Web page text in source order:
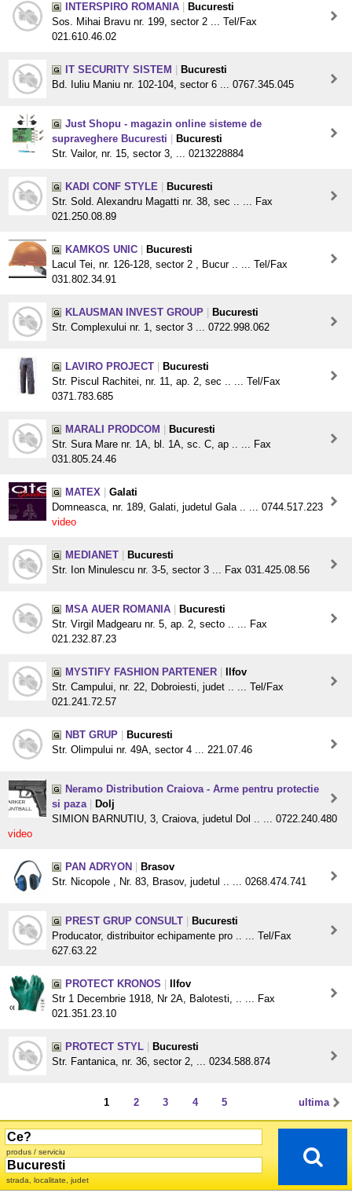
INTERSPIRO ROMANIA
Bucuresti
Sos. Mihai Bravu nr. 199, sector 2 ... Tel/Fax
021.610.46.02
IT SECURITY SISTEM
Bucuresti
Bd. Iuliu Maniu nr. 102-104, sector 6 ... 0767.345.045
Just Shopu - magazin online sisteme de
supraveghere Bucuresti
Bucuresti
Str. Vailor, nr. 15, sector 3, ... 0213228884
KADI CONF STYLE
Bucuresti
Str. Sold. Alexandru Magatti nr. 38, sec .. ... Fax
021.250.08.89
KAMKOS UNIC
Bucuresti
Lacul Tei, nr. 126-128, sector 2 , Bucur .. ... Tel/Fax
031.802.34.91
KLAUSMAN INVEST GROUP
Bucuresti
Str. Complexului nr. 1, sector 3 ... 0722.998.062
LAVIRO PROJECT
Bucuresti
Str. Piscul Rachitei, nr. 11, ap. 2, sec .. ... Tel/Fax
0371.783.685
MARALI PRODCOM
Bucuresti
Str. Sura Mare nr. 1A, bl. 1A, sc. C, ap .. ... Fax
031.805.24.46
MATEX
Galati
Domneasca, nr. 189, Galati, judetul Gala .. ... 0744.517.223
video
MEDIANET
Bucuresti
Str. Ion Minulescu nr. 3-5, sector 3 ... Fax 031.425.08.56
MSA AUER ROMANIA
Bucuresti
Str. Virgil Madgearu nr. 5, ap. 2, secto .. ... Fax
021.232.87.23
MYSTIFY FASHION PARTENER
Ilfov
Str. Campului, nr. 22, Dobroiesti, judet .. ... Tel/Fax
021.241.72.57
NBT GRUP
Bucuresti
Str. Olimpului nr. 49A, sector 4 ... 221.07.46
Neramo Distribution Craiova - Arme pentru protectie
si paza
Dolj
SIMION BARNUTIU, 3, Craiova, judetul Dol .. ... 0722.240.480
video
PAN ADRYON
Brasov
Str. Nicopole , Nr. 83, Brasov, judetul .. ... 0268.474.741
PREST GRUP CONSULT
Bucuresti
Producator, distribuitor echipamente pro .. ... Tel/Fax
627.63.22
PROTECT KRONOS
Ilfov
Str 1 Decembrie 1918, Nr 2A, Balotesti, .. ... Fax
021.351.23.10
PROTECT STYL
Bucuresti
Str. Fantanica, nr. 36, sector 2, ... 0234.588.874
ultima
1 2 3 4 5
produs / serviciu
strada, localitate, judet